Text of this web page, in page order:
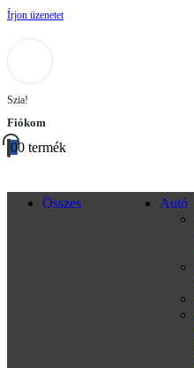
Írjon üzenetet
Szia!
Fiókom
00 termék
Összes
Autó